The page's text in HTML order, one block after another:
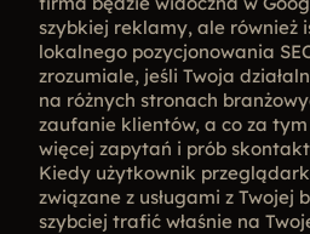
szybkiej reklamy, ale również
lokalnego pozycjonowania
zrozumiale, jeśli Twoja
na różnych stronach
zaufanie klientów, a co za
więcej zapytań i prób
Kiedy użytkownik
związane z usługami z Twojej
szybciej trafić właśnie na